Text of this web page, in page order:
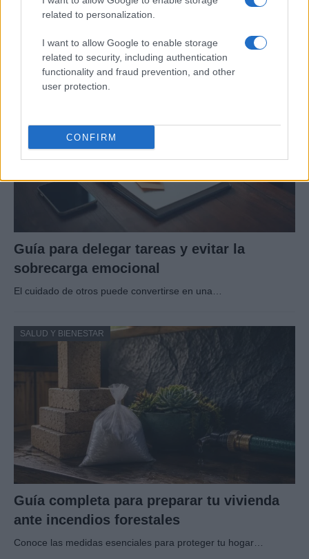
related to personalization.
I want to allow Google to enable storage
related to security, including authentication
functionality and fraud prevention, and other
user protection.
CONFIRM
autónoma
pequeñas…
SALUD Y BIENESTAR
Guía para delegar tareas y evitar la
sobrecarga emocional
El cuidado de otros puede convertirse en una…
SALUD Y BIENESTAR
Guía completa para preparar tu vivienda
ante incendios forestales
Conoce las medidas esenciales para proteger tu hogar…